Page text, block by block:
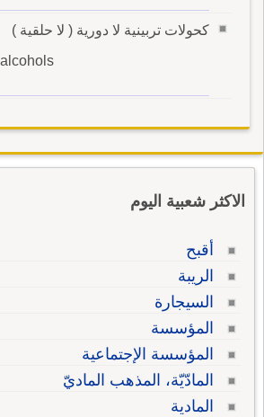
كحولات تربينية لا دورية ( لا حلقية )
الاكثر شعبية اليوم
أقبح
الريبة
السيجارة
المؤسسة
المؤسسة الإجتماعية
المادّيّة، المذهب الماديّ
المادية